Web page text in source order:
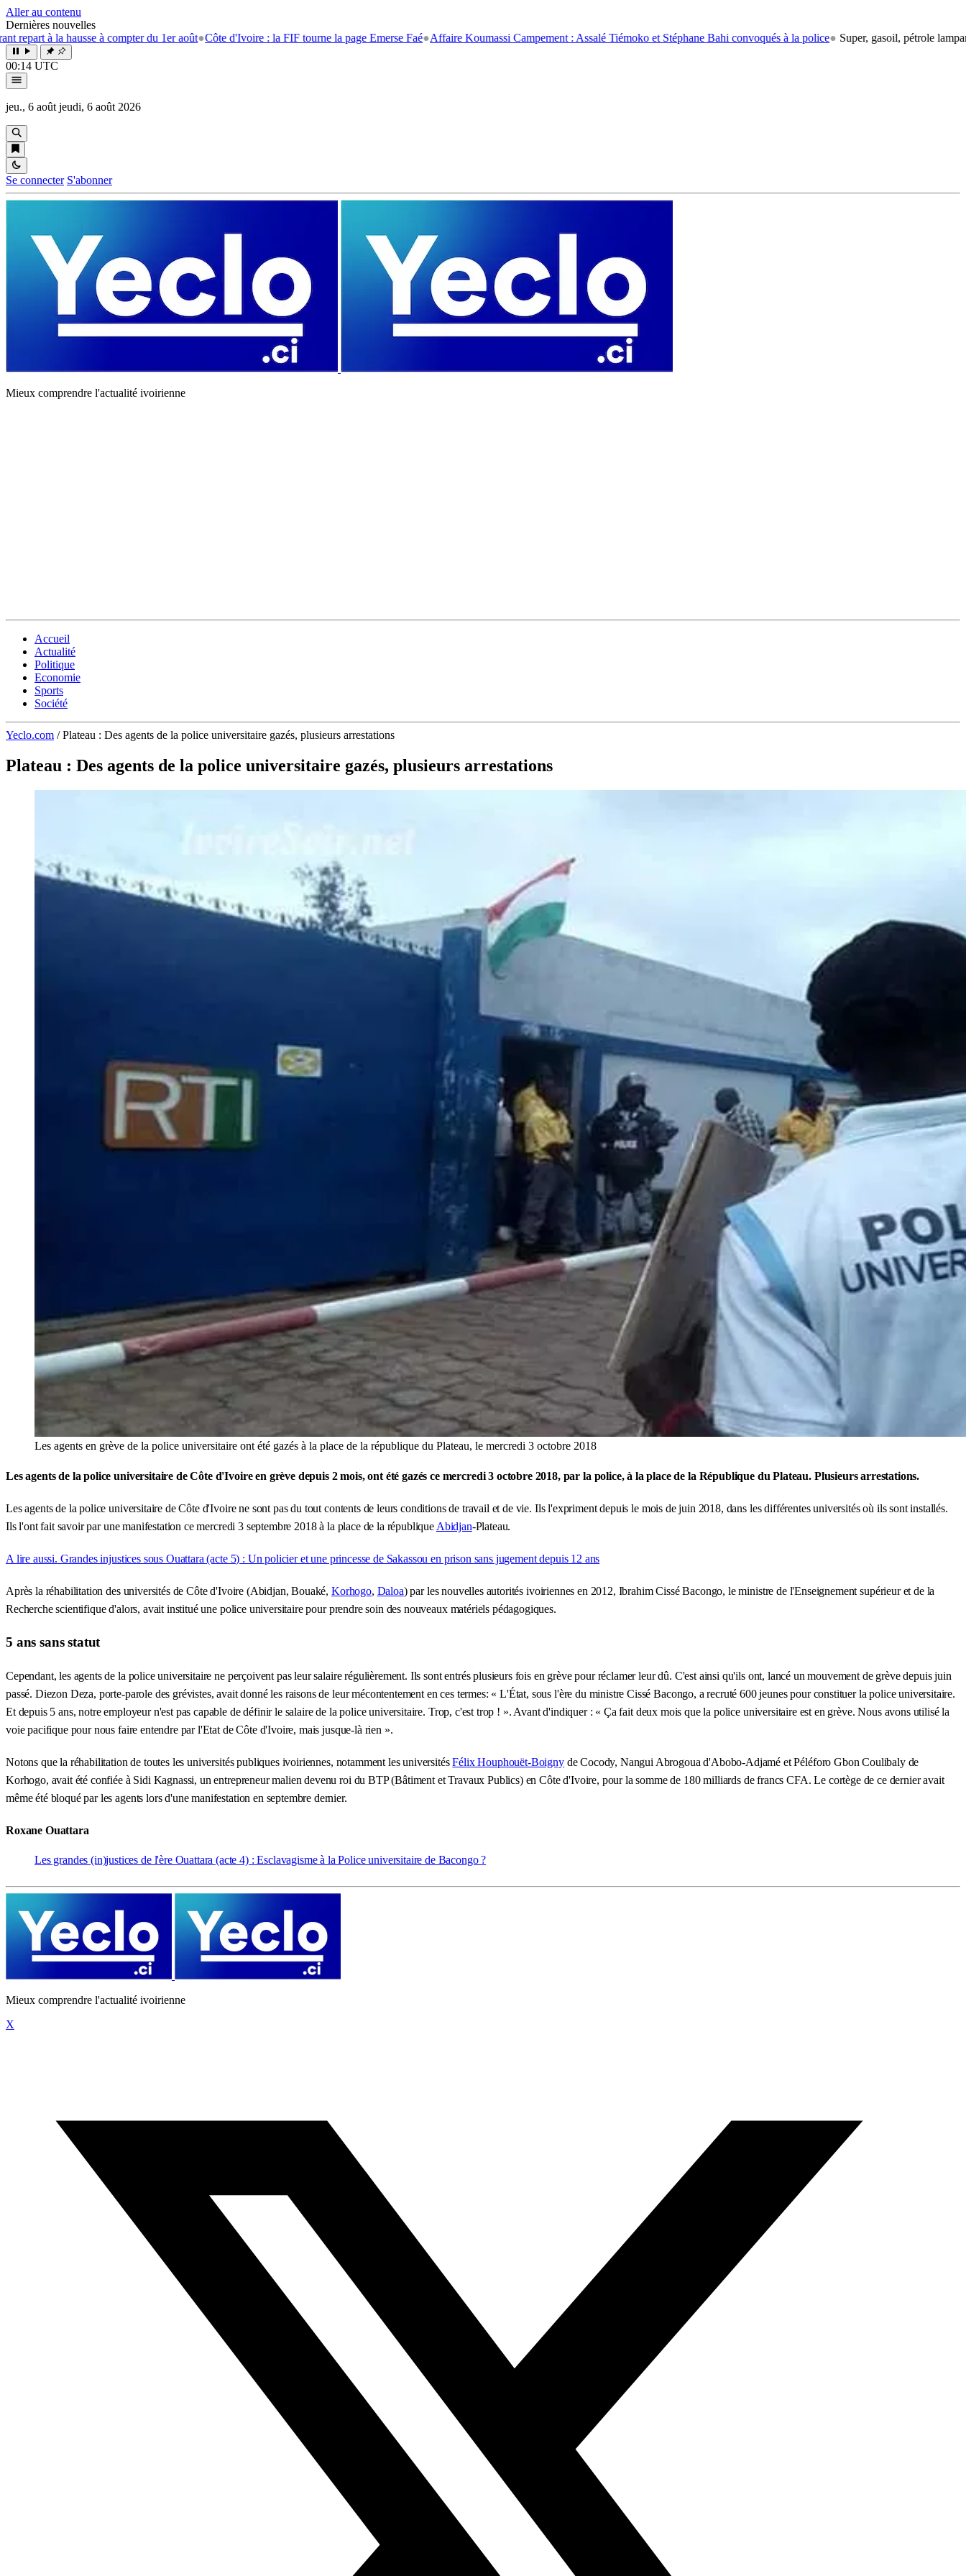
Aller au contenu
Dernières nouvelles
à la hausse à compter du 1er août●Côte d'Ivoire : la FIF tourne la page Emerse Faé●Affaire Koumassi Campement : Assalé Tiémoko et Stéphane Bahi convoqués à la police● Super, gasoil, pétrole lampant: le
00:14 UTC
jeu., 6 août jeudi, 6 août 2026
Se connecter S'abonner
Mieux comprendre l'actualité ivoirienne
Accueil
Actualité
Politique
Economie
Sports
Société
Yeclo.com / Plateau : Des agents de la police universitaire gazés, plusieurs arrestations
Plateau : Des agents de la police universitaire gazés, plusieurs arrestations
Les agents en grève de la police universitaire ont été gazés à la place de la république du Plateau, le mercredi 3 octobre 2018
Les agents de la police universitaire de Côte d'Ivoire en grève depuis 2 mois, ont été gazés ce mercredi 3 octobre 2018, par la police, à la place de la République du Plateau. Plusieurs arrestations.
Les agents de la police universitaire de Côte d'Ivoire ne sont pas du tout contents de leurs conditions de travail et de vie. Ils l'expriment depuis le mois de juin 2018, dans les différentes universités où ils sont installés.
Ils l'ont fait savoir par une manifestation ce mercredi 3 septembre 2018 à la place de la république Abidjan-Plateau.
A lire aussi. Grandes injustices sous Ouattara (acte 5) : Un policier et une princesse de Sakassou en prison sans jugement depuis 12 ans
Après la réhabilitation des universités de Côte d'Ivoire (Abidjan, Bouaké, Korhogo, Daloa) par les nouvelles autorités ivoiriennes en 2012, Ibrahim Cissé Bacongo, le ministre de l'Enseignement supérieur et de la
Recherche scientifique d'alors, avait institué une police universitaire pour prendre soin des nouveaux matériels pédagogiques.
5 ans sans statut
Cependant, les agents de la police universitaire ne perçoivent pas leur salaire régulièrement. Ils sont entrés plusieurs fois en grève pour réclamer leur dû. C'est ainsi qu'ils ont, lancé un mouvement de grève depuis juin
passé. Diezon Deza, porte-parole des grévistes, avait donné les raisons de leur mécontentement en ces termes: « L'État, sous l'ère du ministre Cissé Bacongo, a recruté 600 jeunes pour constituer la police universitaire.
Et depuis 5 ans, notre employeur n'est pas capable de définir le salaire de la police universitaire. Trop, c'est trop ! ». Avant d'indiquer : « Ça fait deux mois que la police universitaire est en grève. Nous avons utilisé la
voie pacifique pour nous faire entendre par l'Etat de Côte d'Ivoire, mais jusque-là rien ».
Notons que la réhabilitation de toutes les universités publiques ivoiriennes, notamment les universitésFélix Houphouët-Boignyde Cocody, Nangui Abrogoua d'Abobo-Adjamé et Péléforo Gbon Coulibaly de
Korhogo, avait été confiée à Sidi Kagnassi, un entrepreneur malien devenu roi du BTP (Bâtiment et Travaux Publics) en Côte d'Ivoire, pour la somme de 180 milliards de francs CFA. Le cortège de ce dernier avait
même été bloqué par les agents lors d'une manifestation en septembre dernier.
Roxane Ouattara
Les grandes (in)justices de l'ère Ouattara (acte 4) : Esclavagisme à la Police universitaire de Bacongo ?
Mieux comprendre l'actualité ivoirienne
X